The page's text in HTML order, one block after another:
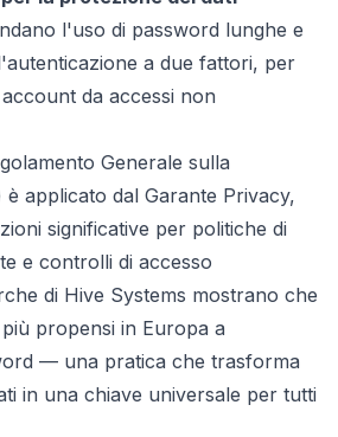
l'uso di password lunghe e
a due fattori, per
da accessi non
Generale sulla
è applicato dal Garante Privacy,
significative per politiche di
e controlli di accesso
di Hive Systems mostrano che
propensi in Europa a
— una pratica che trasforma
in una chiave universale per tutti